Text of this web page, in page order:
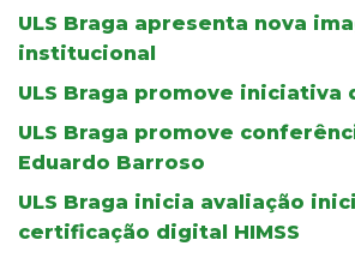
ULS Braga apresenta nova
institucional
ULS Braga promove iniciativa
ULS Braga promove
Eduardo Barroso
ULS Braga inicia avaliação
certificação digital HIMSS